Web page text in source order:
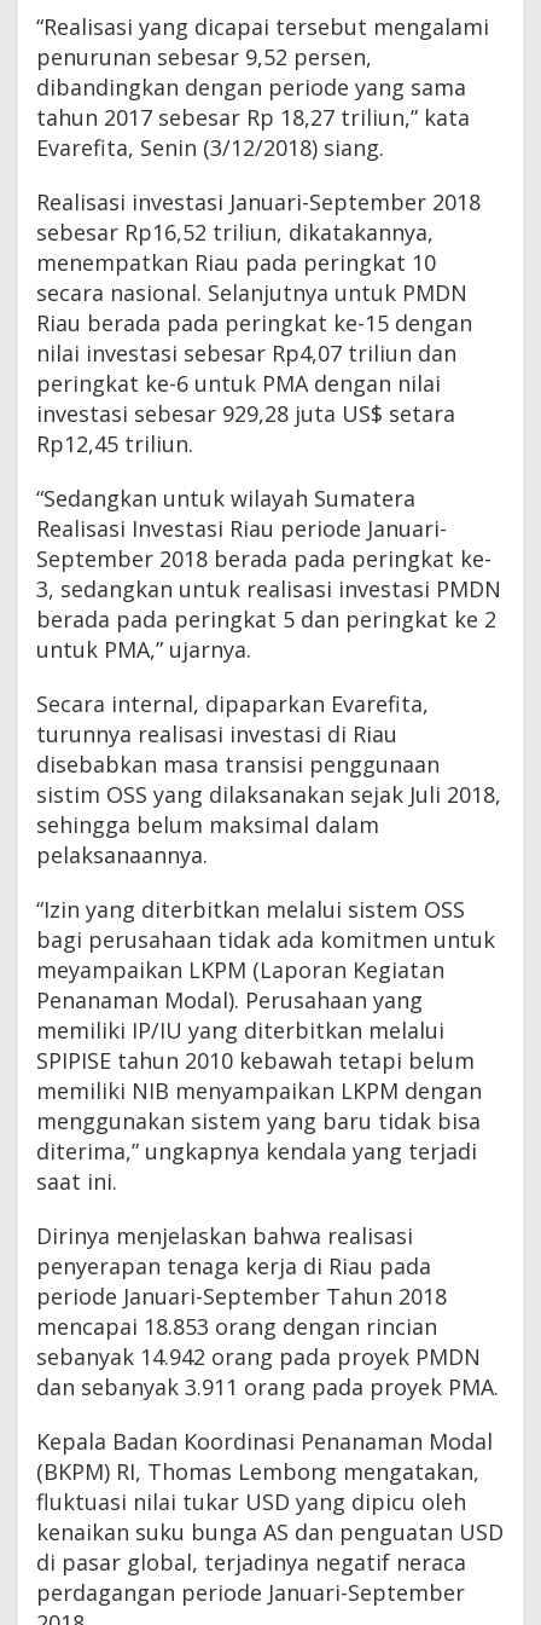
e
-
S
u
m
t
e
r
“Realisasi yang dicapai tersebut mengalami
penurunan sebesar 9,52 persen,
dibandingkan dengan periode yang sama
tahun 2017 sebesar Rp 18,27 triliun,” kata
Evarefita, Senin (3/12/2018) siang.
Realisasi investasi Januari-September 2018
sebesar Rp16,52 triliun, dikatakannya,
menempatkan Riau pada peringkat 10
secara nasional. Selanjutnya untuk PMDN
Riau berada pada peringkat ke-15 dengan
nilai investasi sebesar Rp4,07 triliun dan
peringkat ke-6 untuk PMA dengan nilai
investasi sebesar 929,28 juta US$ setara
Rp12,45 triliun.
“Sedangkan untuk wilayah Sumatera
Realisasi Investasi Riau periode Januari-
September 2018 berada pada peringkat ke-
3, sedangkan untuk realisasi investasi PMDN
berada pada peringkat 5 dan peringkat ke 2
untuk PMA,” ujarnya.
Secara internal, dipaparkan Evarefita,
turunnya realisasi investasi di Riau
disebabkan masa transisi penggunaan
sistim OSS yang dilaksanakan sejak Juli 2018,
sehingga belum maksimal dalam
pelaksanaannya.
“Izin yang diterbitkan melalui sistem OSS
bagi perusahaan tidak ada komitmen untuk
meyampaikan LKPM (Laporan Kegiatan
Penanaman Modal). Perusahaan yang
memiliki IP/IU yang diterbitkan melalui
SPIPISE tahun 2010 kebawah tetapi belum
memiliki NIB menyampaikan LKPM dengan
menggunakan sistem yang baru tidak bisa
diterima,” ungkapnya kendala yang terjadi
saat ini.
Dirinya menjelaskan bahwa realisasi
penyerapan tenaga kerja di Riau pada
periode Januari-September Tahun 2018
mencapai 18.853 orang dengan rincian
sebanyak 14.942 orang pada proyek PMDN
dan sebanyak 3.911 orang pada proyek PMA.
Kepala Badan Koordinasi Penanaman Modal
(BKPM) RI, Thomas Lembong mengatakan,
fluktuasi nilai tukar USD yang dipicu oleh
kenaikan suku bunga AS dan penguatan USD
di pasar global, terjadinya negatif neraca
perdagangan periode Januari-September